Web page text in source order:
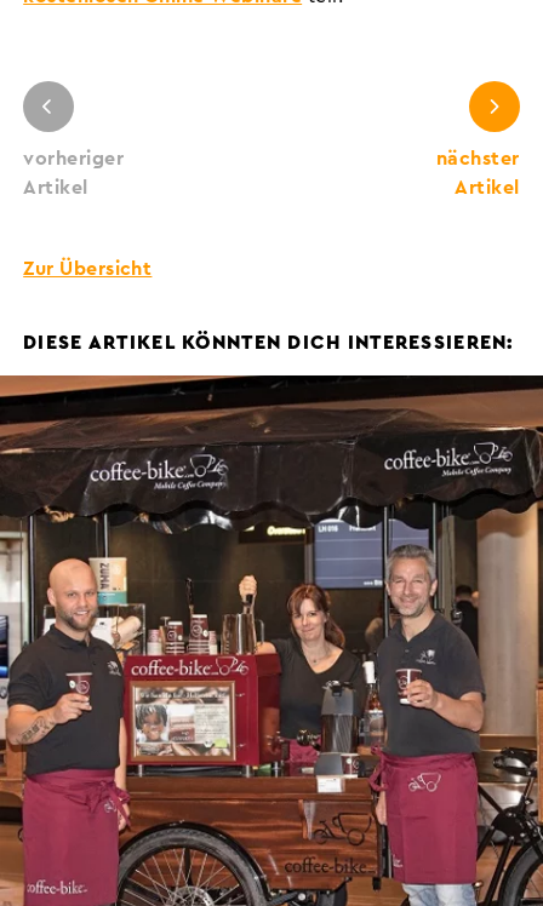
vorheriger
Artikel
nächster
Artikel
Zur Übersicht
DIESE ARTIKEL KÖNNTEN DICH INTERESSIEREN: